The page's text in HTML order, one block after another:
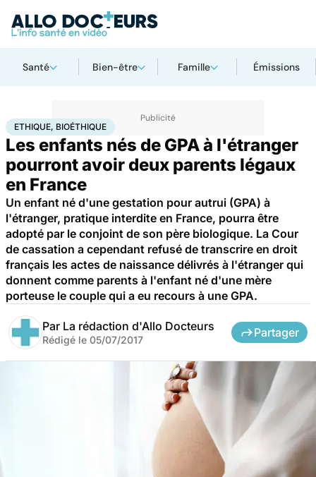
Santé Bien-être Famille Émissions
AccueilSantéSociétéJustice Ethique, Bioéthique
ETHIQUE, BIOÉTHIQUE
Les enfants nés de GPA à l'étranger
pourront avoir deux parents légaux
en France
Un enfant né d'une gestation pour autrui (GPA) à
l'étranger, pratique interdite en France, pourra être
adopté par le conjoint de son père biologique. La Cour
de cassation a cependant refusé de transcrire en droit
français les actes de naissance délivrés à l'étranger qui
donnent comme parents à l'enfant né d'une mère
porteuse le couple qui a eu recours à une GPA.
Par La rédaction d'Allo Docteurs
Rédigé le 05/07/2017
Partager